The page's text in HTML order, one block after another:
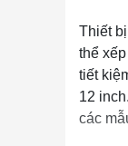
Thiết
thể
tiết
12
các